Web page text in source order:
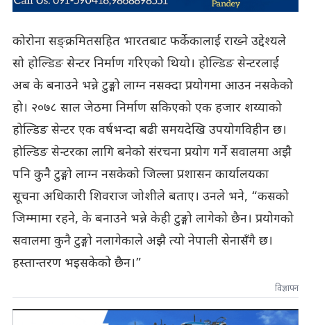
कोरोना सङ्क्रमितसहित भारतबाट फर्केकालाई राख्ने उद्देश्यले
सो होल्डिङ सेन्टर निर्माण गरिएको थियो। होल्डिङ सेन्टरलाई
अब के बनाउने भन्ने टुङ्गो लाग्न नसक्दा प्रयोगमा आउन नसकेको
हो। २०७८ साल जेठमा निर्माण सकिएको एक हजार शय्याको
होल्डिङ सेन्टर एक वर्षभन्दा बढी समयदेखि उपयोगविहीन छ।
होल्डिङ सेन्टरका लागि बनेको संरचना प्रयोग गर्ने सवालमा अझै
पनि कुनै टुङ्गो लाग्न नसकेको जिल्ला प्रशासन कार्यालयका
सूचना अधिकारी शिवराज जोशीले बताए। उनले भने, “कसको
जिम्मामा रहने, के बनाउने भन्ने केही टुङ्गो लागेको छैन। प्रयोगको
सवालमा कुनै टुङ्गो नलागेकाले अझै त्यो नेपाली सेनासँगै छ।
हस्तान्तरण भइसकेको छैन।”
विज्ञापन